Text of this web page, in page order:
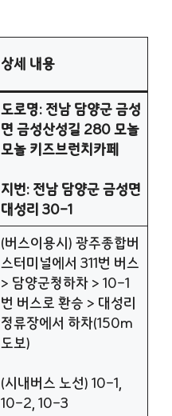
상세 내용
도로명: 전남 담양군 금성
면 금성산성길 280 모놀
모놀 키즈브런치카페
지번: 전남 담양군 금성면
대성리 30-1
(버스이용시) 광주종합버
스터미널에서 311번 버스
> 담양군청하차 > 10-1
번 버스로 환승 > 대성리
정류장에서 하차(150m
도보)
(시내버스 노선) 10-1,
10-2, 10-3